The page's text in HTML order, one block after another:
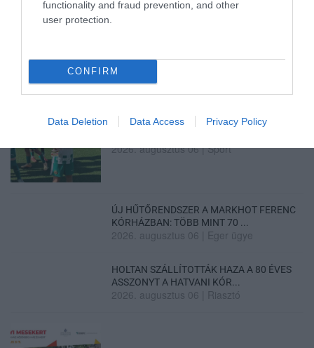
functionality and fraud prevention, and other
user protection.
CONFIRM
Data Deletion Data Access Privacy Policy
PHEV LUXURY – A KÍNAI PR...
2026. augusztus 06|Riasztó
„NEM TETTÜNK NYOMÁST A FIUNKRA” –
2026. augusztus 06|Sport
ÚJ HŰTŐRENDSZER A MARKHOT FERENC
KÓRHÁZBAN: TÖBB MINT 70 ...
2026. augusztus 06 Eger ügye
HOLTAN SZÁLLÍTOTTÁK HAZA A 80 ÉVES
ASSZONYT A HATVANI KÓR...
2026. augusztus 06 Riasztó